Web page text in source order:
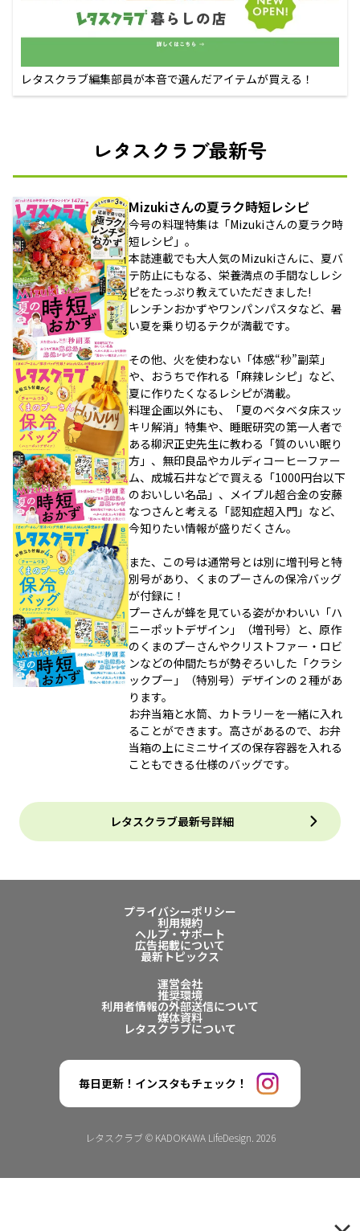
レタスクラブ編集部員が本音で選んだアイテムが買える！
レタスクラブ最新号
Mizukiさんの夏ラク時短レシピ
今号の料理特集は「Mizukiさんの夏ラク時
短レシピ」。
本誌連載でも大人気のMizukiさんに、夏バ
テ防止にもなる、栄養満点の手間なしレシ
ピをたっぷり教えていただきました!
レンチンおかずやワンパンパスタなど、暑
い夏を乗り切るテクが満載です。
その他、火を使わない「体感“秒”副菜」
や、おうちで作れる「麻辣レシピ」など、
夏に作りたくなるレシピが満載。
料理企画以外にも、「夏のベタベタ床スッ
キリ解消」特集や、睡眠研究の第一人者で
ある柳沢正史先生に教わる「質のいい眠り
方」、無印良品やカルディコーヒーファー
ム、成城石井などで買える「1000円台以下
のおいしい名品」、メイプル超合金の安藤
なつさんと考える「認知症超入門」など、
今知りたい情報が盛りだくさん。
また、この号は通常号とは別に増刊号と特
別号があり、くまのプーさんの保冷バッグ
が付録に！
プーさんが蜂を見ている姿がかわいい「ハ
ニーポットデザイン」（増刊号）と、原作
のくまのプーさんやクリストファー・ロビ
ンなどの仲間たちが勢ぞろいした「クラシ
ックプー」（特別号）デザインの２種があ
ります。
お弁当箱と水筒、カトラリーを一緒に入れ
ることができます。高さがあるので、お弁
当箱の上にミニサイズの保存容器を入れる
こともできる仕様のバッグです。
レタスクラブ最新号詳細
プライバシーポリシー
利用規約
ヘルプ・サポート
広告掲載について
最新トピックス
運営会社
推奨環境
利用者情報の外部送信について
媒体資料
レタスクラブについて
毎日更新！インスタもチェック！
レタスクラブ © KADOKAWA LifeDesign. 2026